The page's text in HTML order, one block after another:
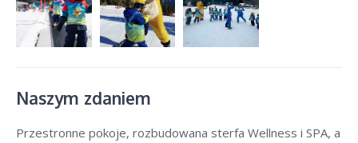
Naszym zdaniem
Przestronne pokoje, rozbudowana sterfa Wellness i SPA, a